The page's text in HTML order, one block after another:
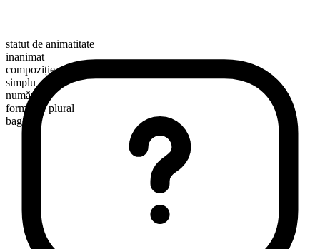
statut de animatitate
inanimat
compoziție morfologică
simplu
numărabil
formă de plural
bagels